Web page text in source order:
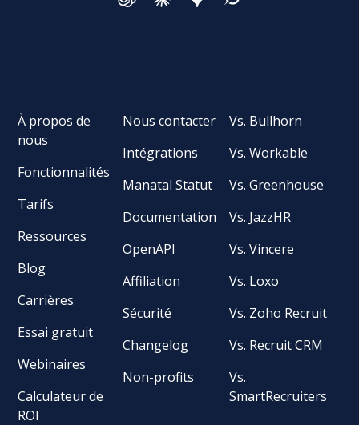
À propos de
nous
Fonctionnalités
Tarifs
Ressources
Blog
Carrières
Essai gratuit
Webinaires
Calculateur de
ROI
Nous contacter
Intégrations
Manatal Statut
Documentation
OpenAPI
Affiliation
Sécurité
Changelog
Non-profits
Vs. Bullhorn
Vs. Workable
Vs. Greenhouse
Vs. JazzHR
Vs. Vincere
Vs. Loxo
Vs. Zoho Recruit
Vs. Recruit CRM
Vs.
SmartRecruiters